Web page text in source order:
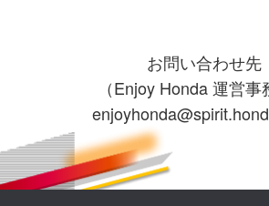
「新潟市産業振興センター」の プログラ
2025.8.22 鈴鹿サーキット
「Enjoy Honda 2025 鈴鹿サーキット」
公開しました。
お問い合わせ先
（Enjoy Honda 運営事